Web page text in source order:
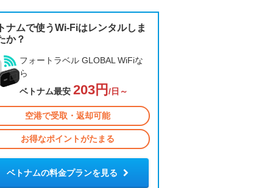
ナムで使うWi-Fiはレンタルしま
か？
フォートラベル GLOBAL WiFiな
ら
ベトナム最安 203円 /日～
空港で受取・返却可能
お得なポイントがたまる
ベトナムの料金プランを見る